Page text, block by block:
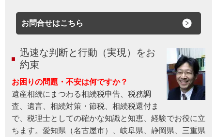
お問合せはこちら
迅速な判断と行動（実現）をお
約束
お困りの問題・不安は何ですか？
遺産相続にまつわる相続税申告、税務調
査、遺言、相続対策・節税、相続税還付ま
で、税理士としての確かな知識と知恵、経験でお役に立
ちます。愛知県（名古屋市）、岐阜県、静岡県、三重県